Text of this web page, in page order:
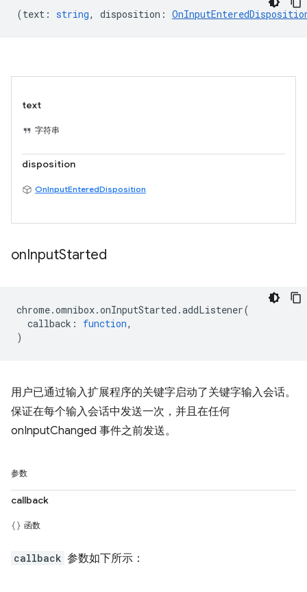
(text : string, disposition :
text
字符串
disposition
OnInputEnteredDisposition
onInputStarted
chrome.omnibox.onInputStarted .addListener(
callback : function,
)
用户已通过输入扩展程序的关键字启动了关键字输入会话。
保证在每个输入会话中发送一次，并且在任何
onInputChanged 事件之前发送。
参数
callback
函数
callback 参数如下所示：